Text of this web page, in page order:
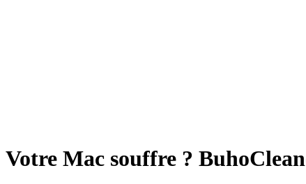
Votre Mac souffre ?